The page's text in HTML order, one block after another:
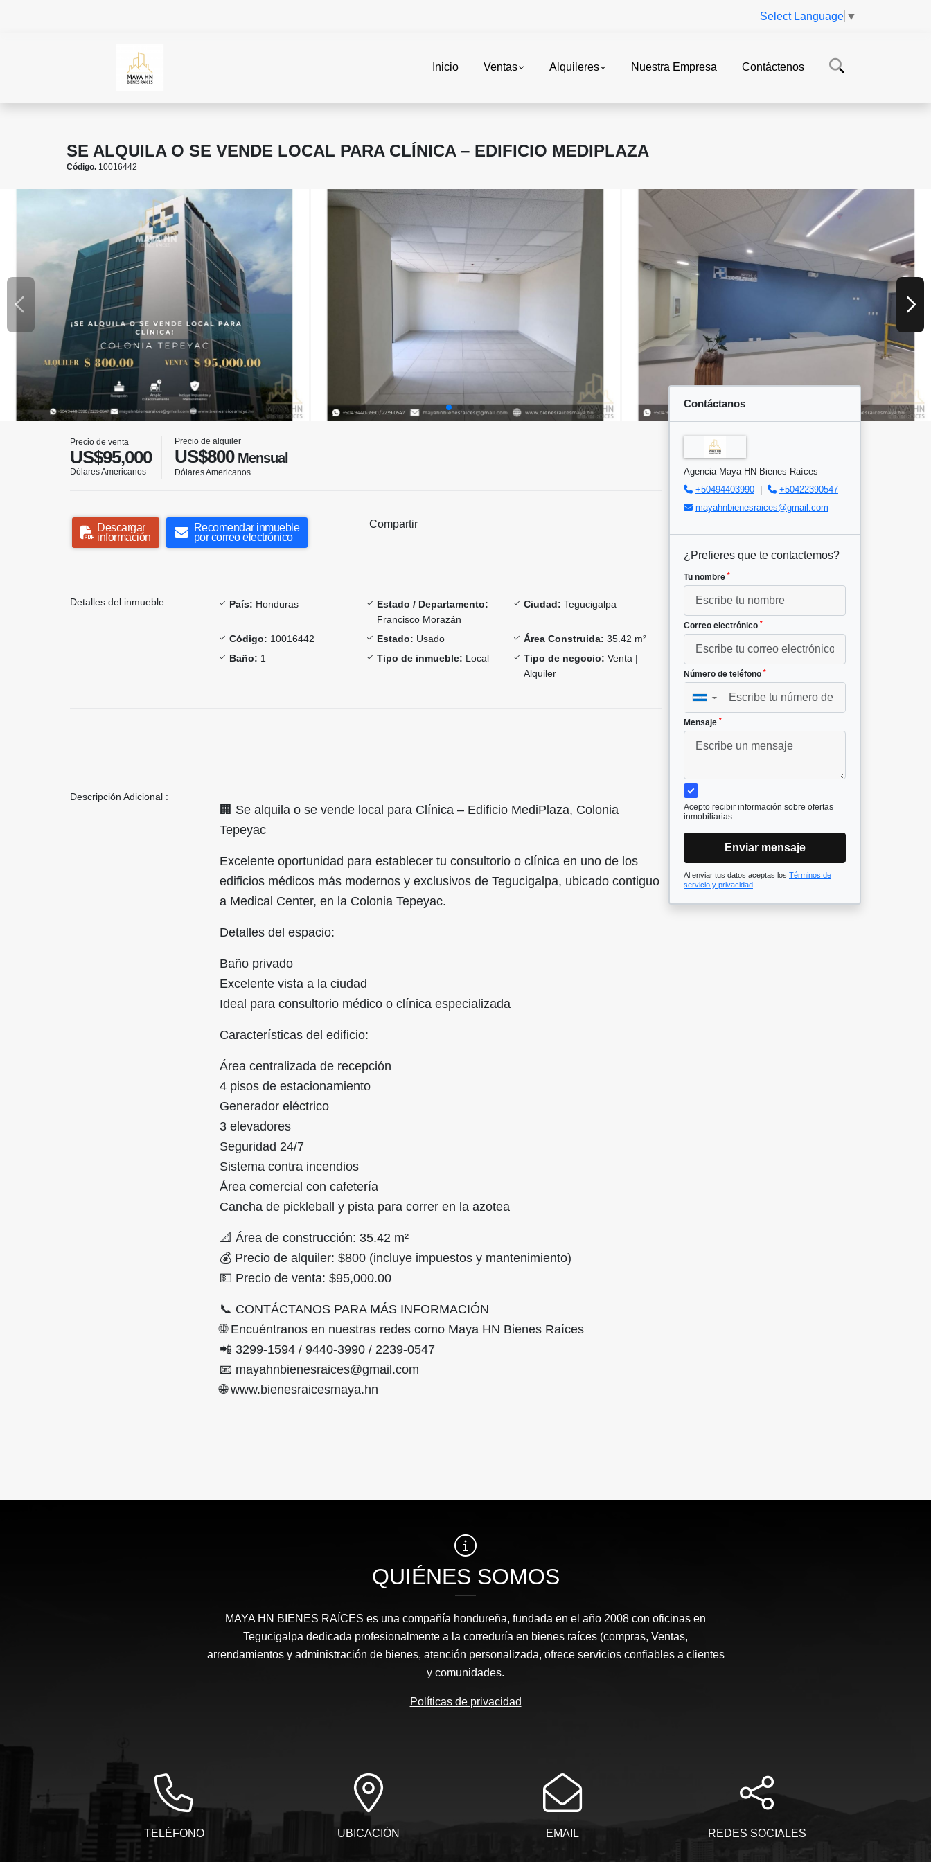
Select Language ▼
Inicio Ventas Alquileres Nuestra Empresa Contáctenos
SE ALQUILA O SE VENDE LOCAL PARA CLÍNICA – EDIFICIO MEDIPLAZA
Código. 10016442
Precio de venta
US$95,000
Dólares Americanos
Precio de alquiler
US$800Mensual
Dólares Americanos
Descargar
información
Recomendar inmueble
por correo electrónico
Compartir
Detalles del inmueble : País: Honduras
Estado / Departamento:
Francisco Morazán
Ciudad: Tegucigalpa
Código: 10016442 Estado: Usado Área Construida: 35.42 m²
Baño: 1 Tipo de inmueble: Local Tipo de negocio: Venta |
Alquiler
Descripción Adicional :
🏢 Se alquila o se vende local para Clínica – Edificio MediPlaza, Colonia
Tepeyac
Excelente oportunidad para establecer tu consultorio o clínica en uno de los
edificios médicos más modernos y exclusivos de Tegucigalpa, ubicado contiguo
a Medical Center, en la Colonia Tepeyac.
Detalles del espacio:
Baño privado
Excelente vista a la ciudad
Ideal para consultorio médico o clínica especializada
Características del edificio:
Área centralizada de recepción
4 pisos de estacionamiento
Generador eléctrico
3 elevadores
Seguridad 24/7
Sistema contra incendios
Área comercial con cafetería
Cancha de pickleball y pista para correr en la azotea
📐 Área de construcción: 35.42 m²
💰 Precio de alquiler: $800 (incluye impuestos y mantenimiento)
💵 Precio de venta: $95,000.00
📞 CONTÁCTANOS PARA MÁS INFORMACIÓN
🌐 Encuéntranos en nuestras redes como Maya HN Bienes Raíces
📲 3299-1594 / 9440-3990 / 2239-0547
📧 mayahnbienesraices@gmail.com
🌐 www.bienesraicesmaya.hn
Contáctanos
Agencia Maya HN Bienes Raíces
+50494403990
+50422390547
mayahnbienesraices@gmail.com
¿Prefieres que te contactemos?
Tu nombre *
Correo electrónico *
Número de teléfono *
▼
Mensaje *
Acepto recibir información sobre ofertas
inmobiliarias
Enviar mensaje
Al enviar tus datos aceptas los Términos de
servicio y privacidad
QUIÉNES SOMOS
MAYA HN BIENES RAÍCES​ es una compañía hondureña, fundada en el año 2008 con oficinas en
Tegucigalpa dedicada profesionalmente a la correduría en bienes raíces (compras, Ventas,
arrendamientos y administración de bienes, atención personalizada, ofrece servicios confiables a clientes
y comunidades.
Políticas de privacidad
TELÉFONO UBICACIÓN EMAIL REDES SOCIALES